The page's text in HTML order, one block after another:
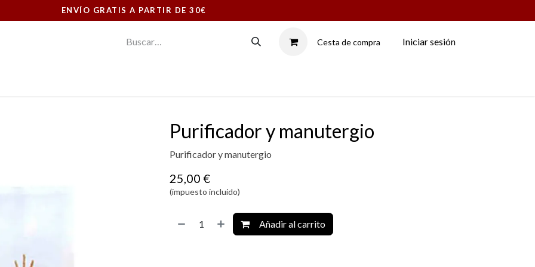
Cesta de compra Iniciar sesión
Purificador y manutergio
Purificador y manutergio
25,00 €
(impuesto incluido)
Añadir al carrito
ENVÍO GRATIS A PARTIR DE 30€